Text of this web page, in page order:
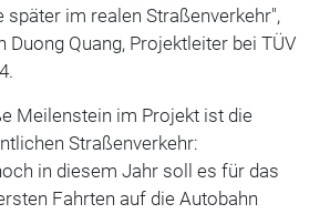
später im realen Straßenverkehr",
Duong Quang, Projektleiter bei TÜV
Meilenstein im Projekt ist die
Straßenverkehr:
in diesem Jahr soll es für das
Fahrten auf die Autobahn